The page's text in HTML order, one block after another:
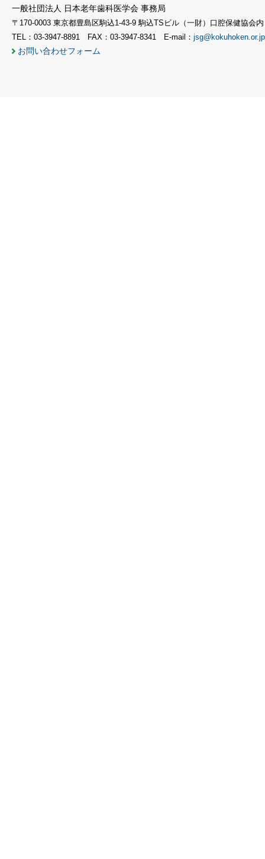
一般社団法人 日本老年歯科医学会 事務局
〒170-0003 東京都豊島区駒込1-43-9 駒込TSビル（一財）口腔保健協会内
TEL：03-3947-8891 FAX：03-3947-8341 E-mail： jsg@kokuhoken.or.jp
お問い合わせフォーム